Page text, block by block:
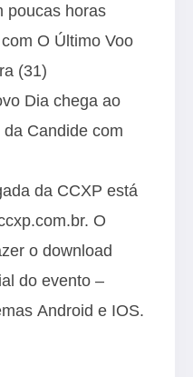
poucas horas
O Último Voo
(31)
Dia chega ao
Candide com
da CCXP está
. O
o download
do evento –
Android e IOS.